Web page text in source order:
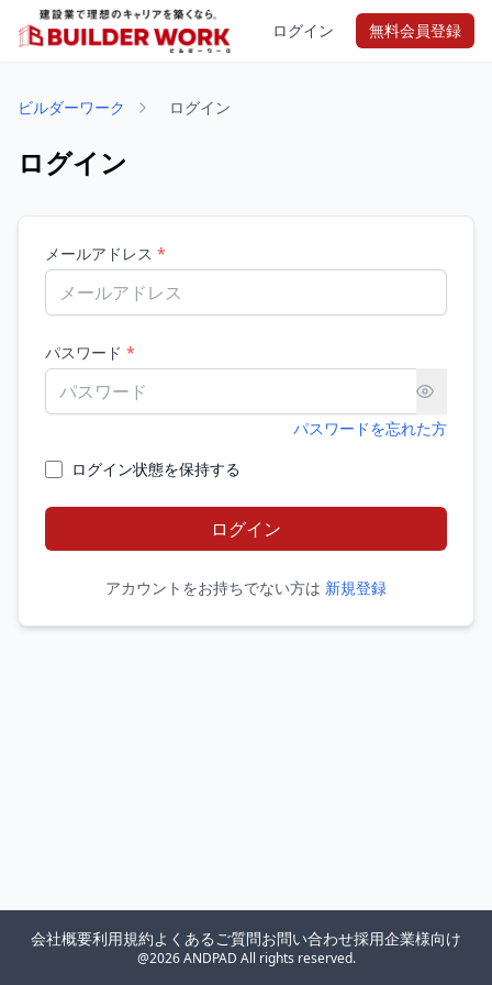
ログイン 無料会員登録
ビルダーワーク ログイン
ログイン
メールアドレス *
パスワード *
パスワードを忘れた方
ログイン状態を保持する
ログイン
アカウントをお持ちでない方は 新規登録
@2026 ANDPAD All rights reserved.
会社概要利用規約よくあるご質問お問い合わせ採用企業様向け